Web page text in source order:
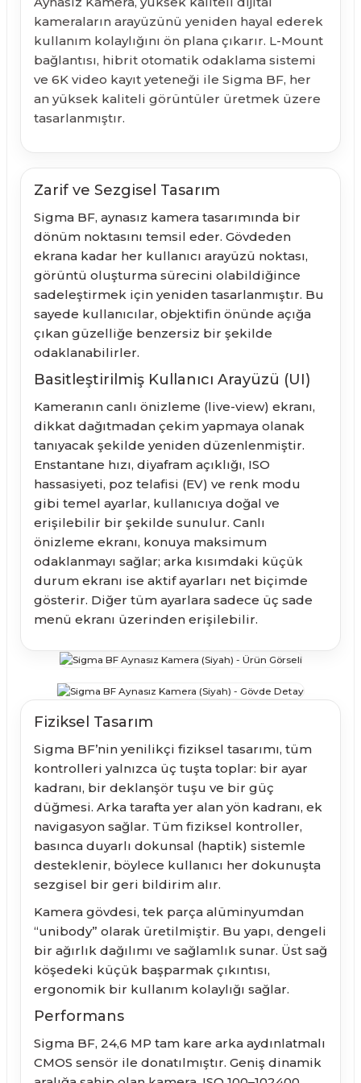
kameraların arayüzünü yeniden hayal ederek
kullanım kolaylığını ön plana çıkarır. L-Mount
bağlantısı, hibrit otomatik odaklama sistemi
ve 6K video kayıt yeteneği ile Sigma BF, her
an yüksek kaliteli görüntüler üretmek üzere
tasarlanmıştır.
Zarif ve Sezgisel Tasarım
Sigma BF, aynasız kamera tasarımında bir
dönüm noktasını temsil eder. Gövdeden
ekrana kadar her kullanıcı arayüzü noktası,
görüntü oluşturma sürecini olabildiğince
sadeleştirmek için yeniden tasarlanmıştır. Bu
sayede kullanıcılar, objektifin önünde açığa
çıkan güzelliğe benzersiz bir şekilde
odaklanabilirler.
Basitleştirilmiş Kullanıcı Arayüzü (UI)
Kameranın canlı önizleme (live-view) ekranı,
dikkat dağıtmadan çekim yapmaya olanak
tanıyacak şekilde yeniden düzenlenmiştir.
Enstantane hızı, diyafram açıklığı, ISO
hassasiyeti, poz telafisi (EV) ve renk modu
gibi temel ayarlar, kullanıcıya doğal ve
erişilebilir bir şekilde sunulur. Canlı
önizleme ekranı, konuya maksimum
odaklanmayı sağlar; arka kısımdaki küçük
durum ekranı ise aktif ayarları net biçimde
gösterir. Diğer tüm ayarlara sadece üç sade
menü ekranı üzerinden erişilebilir.
Fiziksel Tasarım
Sigma BF’nin yenilikçi fiziksel tasarımı, tüm
kontrolleri yalnızca üç tuşta toplar: bir ayar
kadranı, bir deklanşör tuşu ve bir güç
düğmesi. Arka tarafta yer alan yön kadranı, ek
navigasyon sağlar. Tüm fiziksel kontroller,
basınca duyarlı dokunsal (haptik) sistemle
desteklenir, böylece kullanıcı her dokunuşta
sezgisel bir geri bildirim alır.
Kamera gövdesi, tek parça alüminyumdan
“unibody” olarak üretilmiştir. Bu yapı, dengeli
bir ağırlık dağılımı ve sağlamlık sunar. Üst sağ
köşedeki küçük başparmak çıkıntısı,
ergonomik bir kullanım kolaylığı sağlar.
Performans
Sigma BF, 24,6 MP tam kare arka aydınlatmalı
CMOS sensör ile donatılmıştır. Geniş dinamik